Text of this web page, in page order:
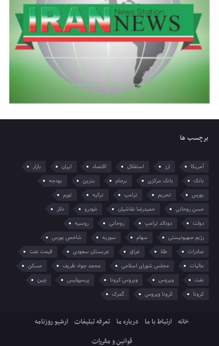
برچسب ها
آمریکا ارز استقلال اقتصاد ایران
بازار
بانک
بانک مرکزی برجام بنزین
بودجه
بورس
تحریم ترامپ ترکیه
تورم
حسن روحانی
حمیدرضا نقاشیان خودرو
دلار
دولت
دونالد ترامپ روحانی
روسیه
رژیم صهیونیستی
سهام سوریه
شاخص بورس
صادرات
طلا عراق عربستان سعودی
قیمت نفت
مالیات
مجلس شورای اسلامی محمد جواد ظریف
مسکن
نفت
ویروس ویروس کرونا پرسپولیس
چین
کرونا
کرونا ویروس گمرک
خانه ارتباط با ما درباره ما تعرفه تبلیغات ارشیو روزنامه
قوانین و مقررات